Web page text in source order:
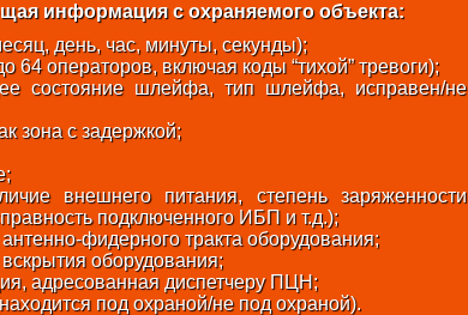
информация с охраняемого объекта:
день, час, минуты, секунды);
64 операторов, включая коды “тихой” тревоги);
состояние шлейфа, тип шлейфа, исправен/не
зона с задержкой;
внешнего питания, степень заряженности
подключенного ИБП и т.д.);
фидерного тракта оборудования;
оборудования;
адресованная диспетчеру ПЦН;
под охраной/не под охраной).